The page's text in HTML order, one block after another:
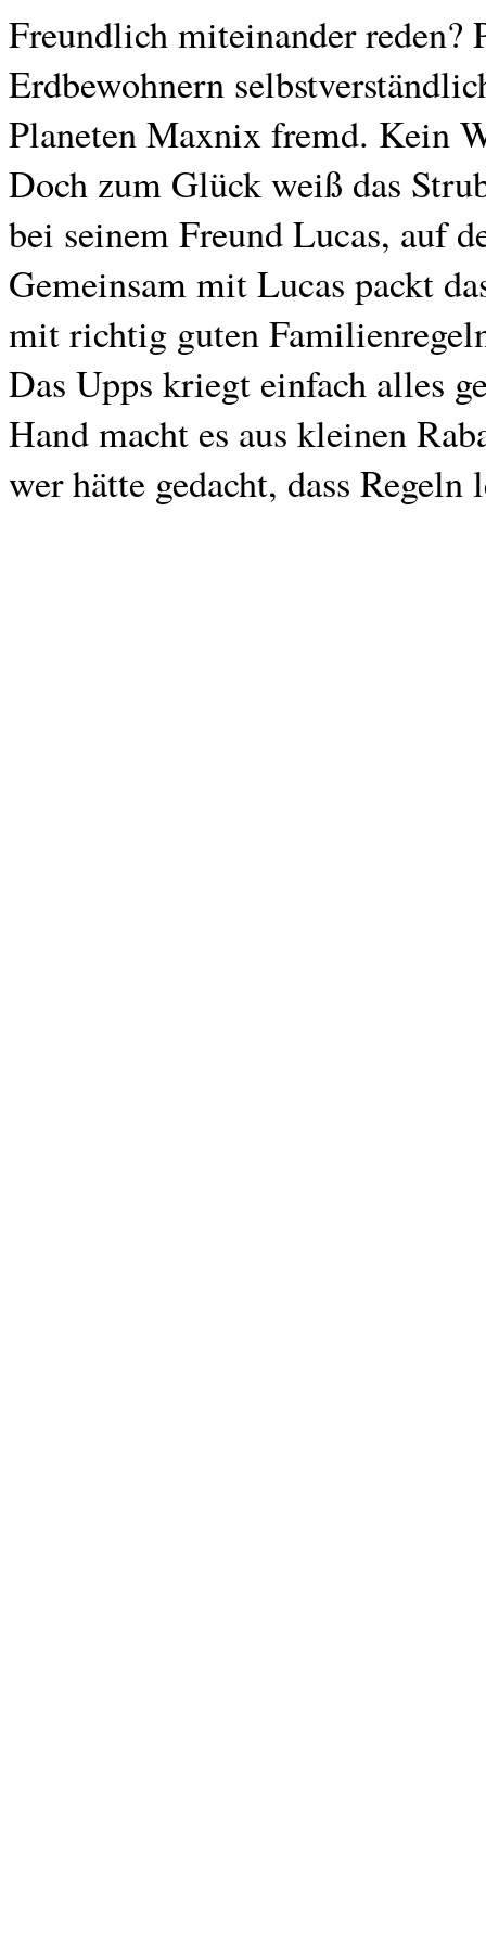
Freundlich miteinander reden?
Erdbewohnern
Planeten Maxnix fremd. Kein
Doch zum Glück weiß das
bei seinem Freund Lucas, auf
Gemeinsam mit Lucas packt
mit richtig guten
Das Upps kriegt einfach alles
Hand macht es aus kleinen
wer hätte gedacht, dass